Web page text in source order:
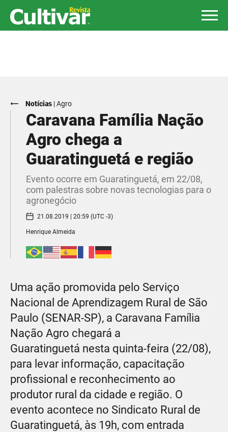
Notícias |Agro
Caravana Família Nação
Agro chega a
Guaratinguetá e região
Evento ocorre em Guaratinguetá, em 22/08,
com palestras sobre novas tecnologias para o
agronegócio
21.08.2019 | 20:59 (UTC -3)
Henrique Almeida
Uma ação promovida pelo Serviço
Nacional de Aprendizagem Rural de São
Paulo (SENAR-SP), a Caravana Família
Nação Agro chegará a
Guaratinguetá nesta quinta-feira (22/08),
para levar informação, capacitação
profissional e reconhecimento ao
produtor rural da cidade e região. O
evento acontece no Sindicato Rural de
Guaratinguetá, às 19h, com entrada